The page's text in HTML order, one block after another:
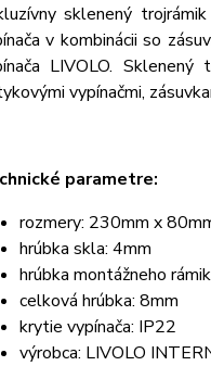
sklenený
v kombinácii so
LIVOLO.
vypínačmi,
parametre:
rozmery: 230mm x
hrúbka skla: 4mm
hrúbka montážneho
celková hrúbka: 8mm
krytie vypínača: IP22
výrobca: LIVOLO